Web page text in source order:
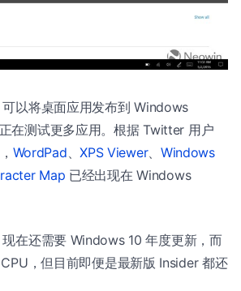
以将桌面应用发布到 Windows
在测试更多应用。根据 Twitter 用户
WordPad、XPS Viewer、 Windows
Map 已经出现在 Windows
在还需要 Windows 10 年度更新，而
，但目前即便是最新版 Insider 都还